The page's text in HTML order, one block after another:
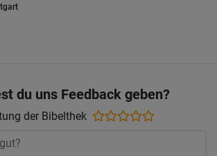
du uns Feedback geben?
der Bibelthek